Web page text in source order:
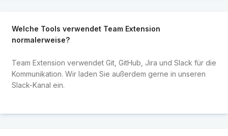
Welche Tools verwendet Team Extension
normalerweise?
Team Extension verwendet Git, GitHub, Jira und Slack für die
Kommunikation. Wir laden Sie außerdem gerne in unseren
Slack-Kanal ein.